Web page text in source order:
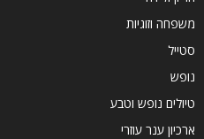
משפחה וזוגיות
סטייל
נופש
טיולים נופש וטבע
ארכיון ענר עוזרי